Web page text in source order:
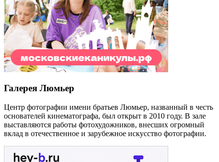
Галерея Люмьер
Центр фотографии имени братьев Люмьер, названный в честь
основателей кинематографа, был открыт в 2010 году. В зале
выставляются работы фотохудожников, внесших огромный
вклад в отечественное и зарубежное искусство фотографии.